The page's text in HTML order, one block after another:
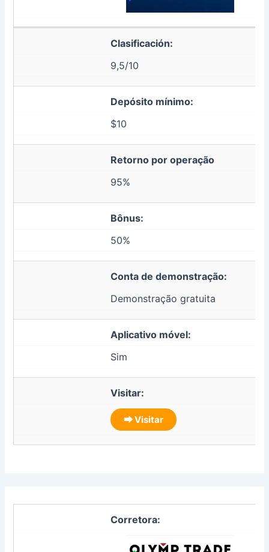
Clasificación:
9,5/10
Depósito mínimo:
$10
Retorno por operação
95%
Bônus:
50%
Conta de demonstração:
Demonstração gratuita
Aplicativo móvel:
Sim
Visitar:
⮕ Visitar
Corretora: